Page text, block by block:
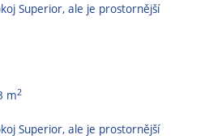
Superior, ale je prostornější
m2
Superior, ale je prostornější